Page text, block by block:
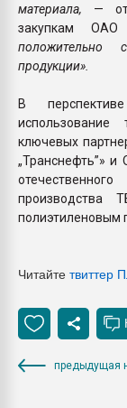
материала, —
закупкам
положительно
продукции».
В
ключевых
„Транснефть”»
производства
полиэтиленовым
Читайте твиттер
предыдущая